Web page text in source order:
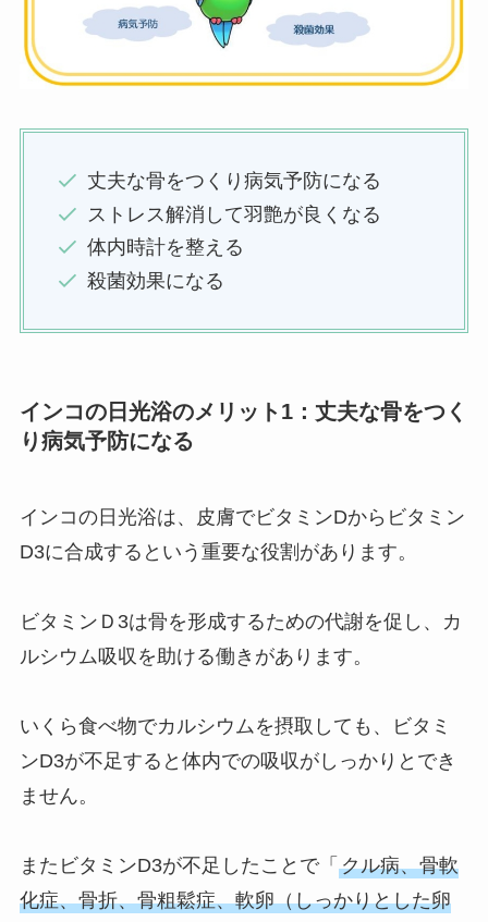
丈夫な骨をつくり病気予防になる
ストレス解消して羽艶が良くなる
体内時計を整える
殺菌効果になる
インコの日光浴のメリット1：丈夫な骨をつく
り病気予防になる
インコの日光浴は、皮膚でビタミンDからビタミン
D3に合成するという重要な役割があります。
ビタミンＤ3は骨を形成するための代謝を促し、カ
ルシウム吸収を助ける働きがあります。
いくら食べ物でカルシウムを摂取しても、ビタミ
ンD3が不足すると体内での吸収がしっかりとでき
ません。
またビタミンD3が不足したことで「 クル病、骨軟
化症、骨折、骨粗鬆症、軟卵（しっかりとした卵